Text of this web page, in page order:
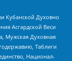
Кубанской Духовно
Асгардской Веси
Мужская Духовная
Таблиги
Национал-